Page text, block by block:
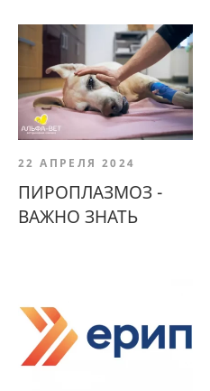
22 АПРЕЛЯ 2024
ПИРОПЛАЗМОЗ -
ВАЖНО ЗНАТЬ